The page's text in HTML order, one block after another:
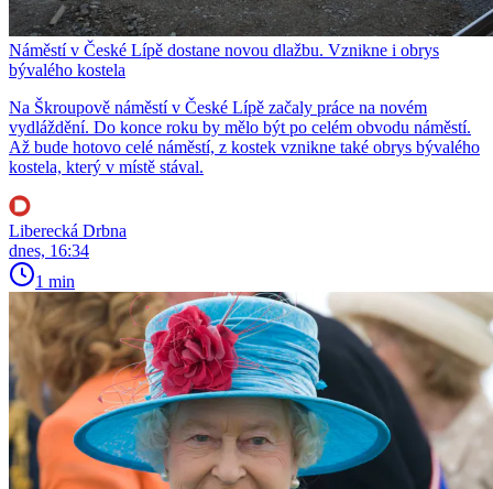
Náměstí v České Lípě dostane novou dlažbu. Vznikne i obrys
bývalého kostela
Na Škroupově náměstí v České Lípě začaly práce na novém
vydláždění. Do konce roku by mělo být po celém obvodu náměstí.
Až bude hotovo celé náměstí, z kostek vznikne také obrys bývalého
kostela, který v místě stával.
Liberecká Drbna
dnes, 16:34
1 min